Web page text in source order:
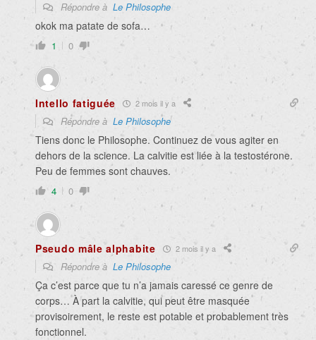
Répondre à Le Philosophe
okok ma patate de sofa…
1 0
Intello fatiguée 2 mois il y a
Répondre à Le Philosophe
Tiens donc le Philosophe. Continuez de vous agiter en
dehors de la science. La calvitie est liée à la testostérone.
Peu de femmes sont chauves.
4 0
Pseudo mâle alphabite 2 mois il y a
Répondre à Le Philosophe
Ça c’est parce que tu n’a jamais caressé ce genre de
corps… À part la calvitie, qui peut être masquée
provisoirement, le reste est potable et probablement très
fonctionnel.